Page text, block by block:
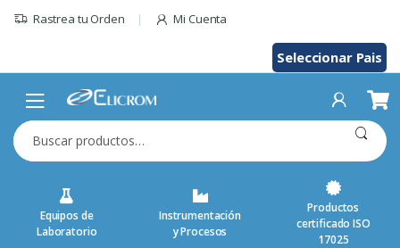
Rastrea tu Orden Mi Cuenta
Seleccionar Pais
Buscar
por:
Equipos de
Laboratorio
Instrumentación
y Procesos
Productos
certificado ISO
17025